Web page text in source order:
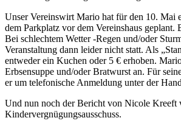
Unser Vereinswirt Mario hat für den 10. Mai
dem Parkplatz vor dem Vereinshaus geplant.
Bei schlechtem Wetter -Regen und/oder
Veranstaltung dann leider nicht statt. Als
entweder ein Kuchen oder 5 € erhoben.
Erbsensuppe und/oder Bratwurst an. Für
er um telefonische Anmeldung unter der
Und nun noch der Bericht von Nicole Kreeft
Kindervergnügungsausschuss.